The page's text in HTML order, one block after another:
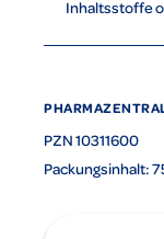
Inhaltsstoffe
PZN 10311600
Packungsinhalt: